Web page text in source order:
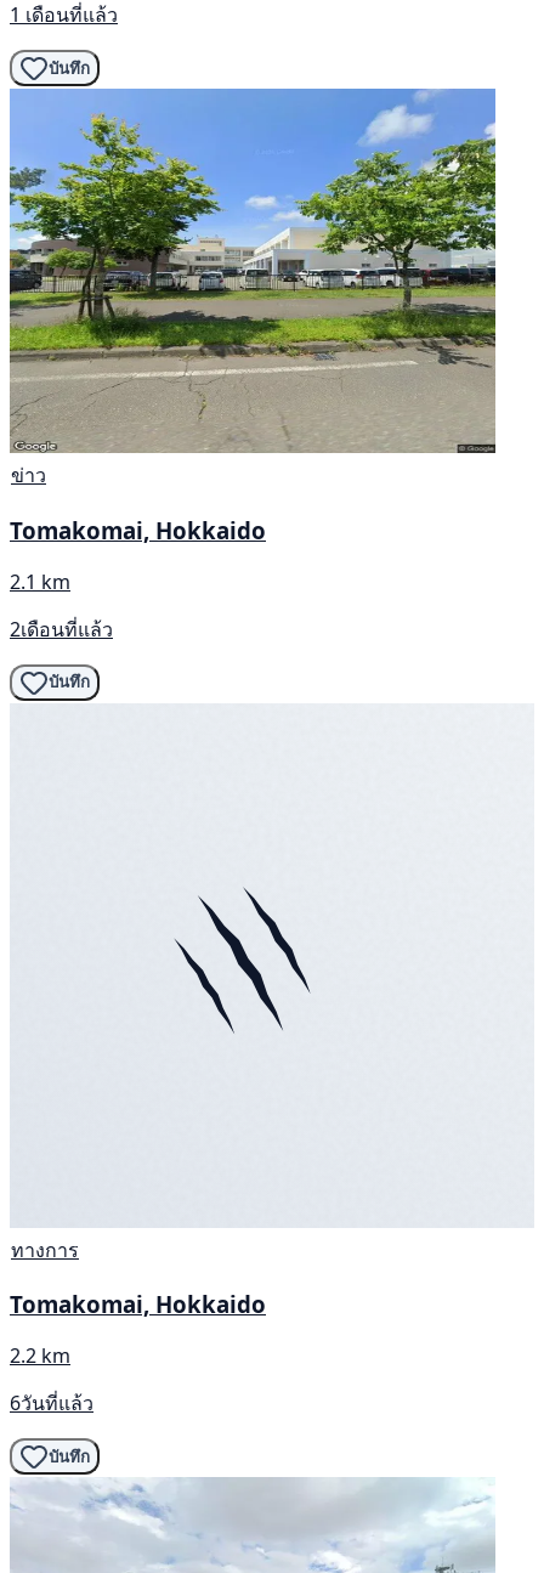
1 เดือนที่แล้ว
บันทึก
ข่าว
Tomakomai, Hokkaido
2.1 km
2เดือนที่แล้ว
บันทึก
ทางการ
Tomakomai, Hokkaido
2.2 km
6วันที่แล้ว
บันทึก